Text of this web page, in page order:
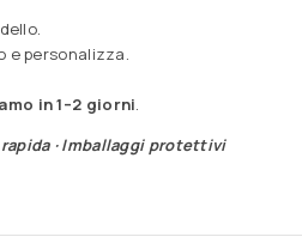
e personalizza.
in 1–2 giorni.
· Imballaggi protettivi